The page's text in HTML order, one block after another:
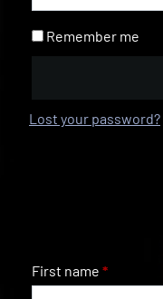
Remember me
Lost your password?
First name *